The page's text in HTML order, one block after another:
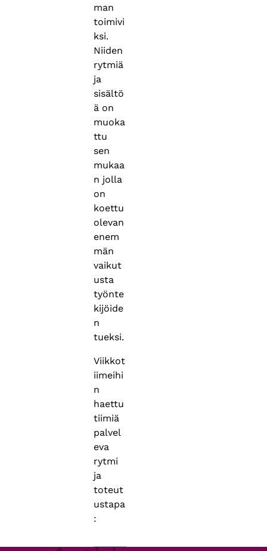
man
toimivi
ksi.
Niiden
rytmiä
ja
sisältö
ä on
muoka
ttu
sen
mukaa
n jolla
on
koettu
olevan
enem
män
vaikut
usta
työnte
kijöide
n
tueksi.
Viikkot
iimeihi
n
haettu
tiimiä
palvel
eva
rytmi
ja
toteut
ustapa
: